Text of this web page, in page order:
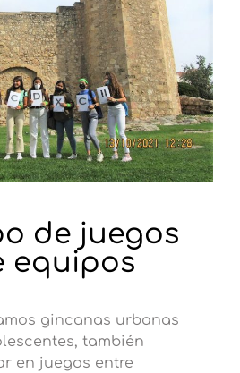
de juegos
equipos
gincanas urbanas
también
en juegos entre